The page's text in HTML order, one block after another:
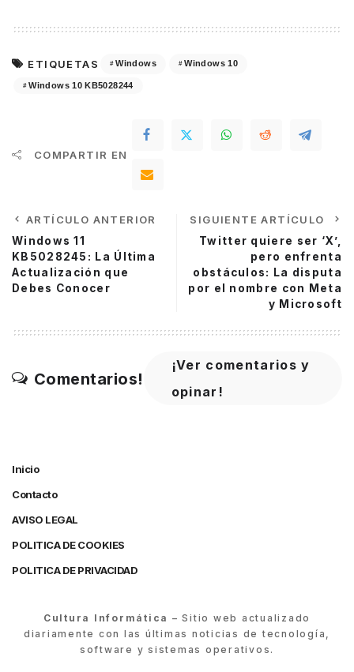
ETIQUETAS Windows Windows 10
Windows 10 KB5028244
COMPARTIR EN
ARTÍCULO ANTERIOR
Windows 11
KB5028245: La Última
Actualización que
Debes Conocer
SIGUIENTE ARTÍCULO
Twitter quiere ser ‘X’,
pero enfrenta
obstáculos: La disputa
por el nombre con Meta
y Microsoft
Comentarios!
¡Ver comentarios y
opinar!
Inicio
Contacto
AVISO LEGAL
POLITICA DE COOKIES
POLITICA DE PRIVACIDAD
Cultura Informática – Sitio web actualizado
diariamente con las últimas noticias de tecnología,
software y sistemas operativos.